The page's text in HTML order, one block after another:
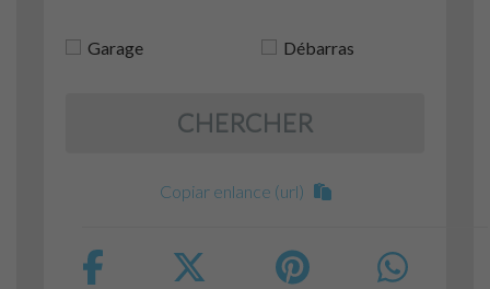
Garage Débarras
CHERCHER
Copiar enlance (url)